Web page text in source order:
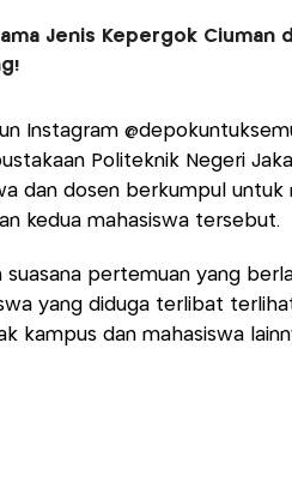
Jenis Kepergok Ciuman
Instagram
Politeknik Negeri
dan dosen berkumpul untuk
kedua mahasiswa tersebut.
pertemuan yang
yang diduga terlibat
kampus dan mahasiswa